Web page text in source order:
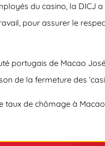
du casino, la
pour assurer le
portugais de Macao
de la fermeture des
taux de chômage à